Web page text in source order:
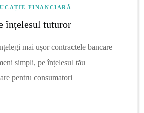
FINANCIARĂ
înțelesul tuturor
mai ușor contractele bancare
simpli, pe înțelesul tău
pentru consumatori